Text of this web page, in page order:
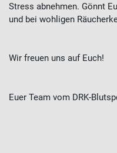
Stress abnehmen. Gönnt
und bei wohligen
Wir freuen uns auf Euch!
Euer Team vom DRK-